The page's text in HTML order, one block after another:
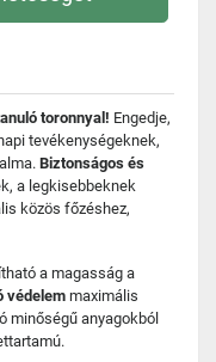
toronnyal! Engedje,
tevékenységeknek,
Biztonságos és
a legkisebbeknek
közös főzéshez,
a magasság a
védelem maximális
minőségű anyagokból